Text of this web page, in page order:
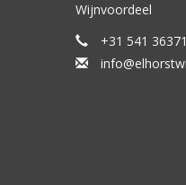
Wijnvoordeel
+31 541